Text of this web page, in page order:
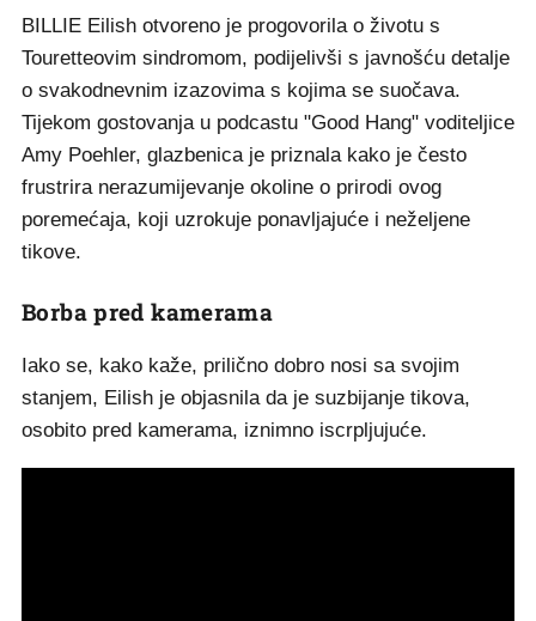
BILLIE Eilish otvoreno je progovorila o životu s
Touretteovim sindromom, podijelivši s javnošću detalje
o svakodnevnim izazovima s kojima se suočava.
Tijekom gostovanja u podcastu "Good Hang" voditeljice
Amy Poehler, glazbenica je priznala kako je često
frustrira nerazumijevanje okoline o prirodi ovog
poremećaja, koji uzrokuje ponavljajuće i neželjene
tikove.
Borba pred kamerama
Iako se, kako kaže, prilično dobro nosi sa svojim
stanjem, Eilish je objasnila da je suzbijanje tikova,
osobito pred kamerama, iznimno iscrpljujuće.